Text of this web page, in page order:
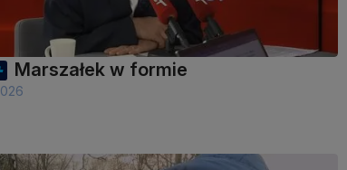
Marszałek w formie